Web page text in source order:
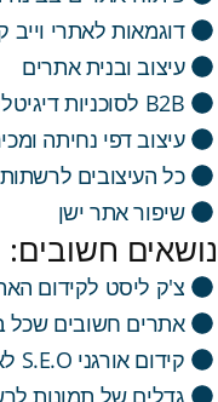
דוגמאות לאתרי וייב
עיצוב ובנית אתרים
B2B לסוכניות דיגיטליות
עיצוב דפי נחיתה
כל העיצובים
שיפור אתר ישן
נושאים חשובים:
צ'ק ליסט לקידום
אתרים חשובים שכל
קידום אורגני S.E.O לאתרי וורדפרס ואלמנטור
גדלים של תמונות